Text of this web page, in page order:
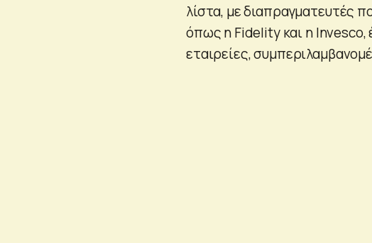
λίστα, με διαπραγματευτές
όπως η Fidelity και η Invesco,
εταιρείες,